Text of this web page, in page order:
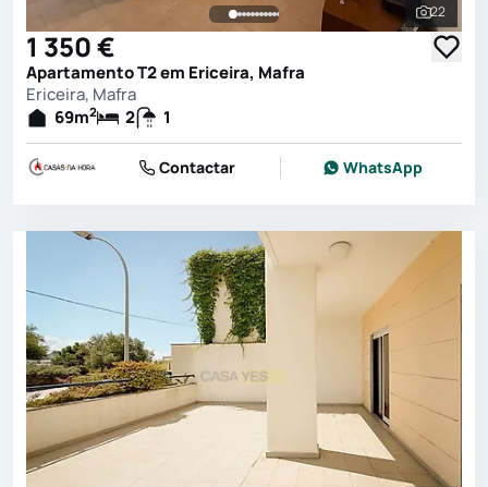
Ver
22
1 350 €
Apartamento T2 em Ericeira, Mafra
Ericeira, Mafra
69m2 2 1
Contactar WhatsApp